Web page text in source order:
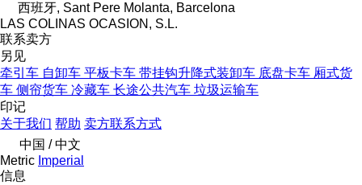
西班牙, Sant Pere Molanta, Barcelona
LAS COLINAS OCASION, S.L.
联系卖方
另见
牵引车 自卸车 平板卡车 带挂钩升降式装卸车 底盘卡车 厢式货
车 侧帘货车 冷藏车 长途公共汽车 垃圾运输车
印记
关于我们 帮助 卖方联系方式
中国 / 中文
Metric Imperial
信息